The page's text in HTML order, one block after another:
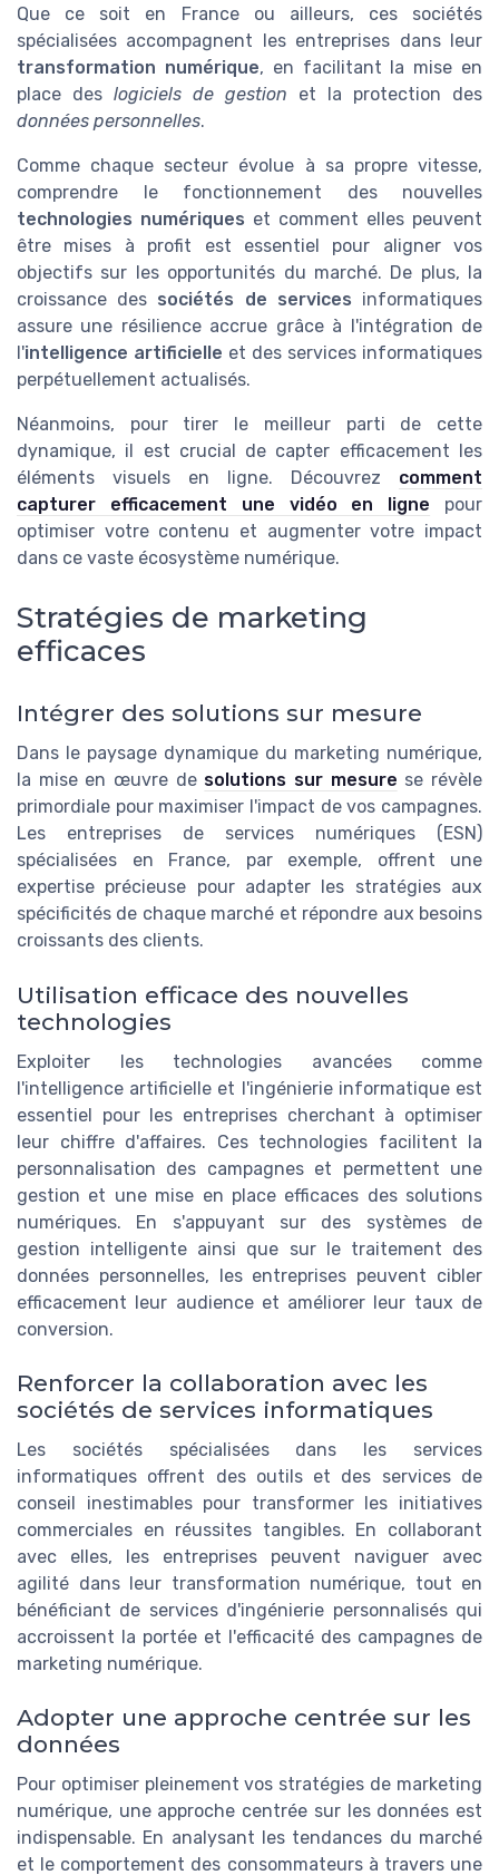
Que ce soit en France ou ailleurs, ces sociétés
spécialisées accompagnent les entreprises dans leur
transformation numérique, en facilitant la mise en
place des logiciels de gestion et la protection des
données personnelles.
Comme chaque secteur évolue à sa propre vitesse,
comprendre le fonctionnement des nouvelles
technologies numériques et comment elles peuvent
être mises à profit est essentiel pour aligner vos
objectifs sur les opportunités du marché. De plus, la
croissance des sociétés de services informatiques
assure une résilience accrue grâce à l'intégration de
l'intelligence artificielle et des services informatiques
perpétuellement actualisés.
Néanmoins, pour tirer le meilleur parti de cette
dynamique, il est crucial de capter efficacement les
éléments visuels en ligne. Découvrez comment
capturer efficacement une vidéo en ligne pour
optimiser votre contenu et augmenter votre impact
dans ce vaste écosystème numérique.
Stratégies de marketing
efficaces
Intégrer des solutions sur mesure
Dans le paysage dynamique du marketing numérique,
la mise en œuvre de solutions sur mesure se révèle
primordiale pour maximiser l'impact de vos campagnes.
Les entreprises de services numériques (ESN)
spécialisées en France, par exemple, offrent une
expertise précieuse pour adapter les stratégies aux
spécificités de chaque marché et répondre aux besoins
croissants des clients.
Utilisation efficace des nouvelles
technologies
Exploiter les technologies avancées comme
l'intelligence artificielle et l'ingénierie informatique est
essentiel pour les entreprises cherchant à optimiser
leur chiffre d'affaires. Ces technologies facilitent la
personnalisation des campagnes et permettent une
gestion et une mise en place efficaces des solutions
numériques. En s'appuyant sur des systèmes de
gestion intelligente ainsi que sur le traitement des
données personnelles, les entreprises peuvent cibler
efficacement leur audience et améliorer leur taux de
conversion.
Renforcer la collaboration avec les
sociétés de services informatiques
Les sociétés spécialisées dans les services
informatiques offrent des outils et des services de
conseil inestimables pour transformer les initiatives
commerciales en réussites tangibles. En collaborant
avec elles, les entreprises peuvent naviguer avec
agilité dans leur transformation numérique, tout en
bénéficiant de services d'ingénierie personnalisés qui
accroissent la portée et l'efficacité des campagnes de
marketing numérique.
Adopter une approche centrée sur les
données
Pour optimiser pleinement vos stratégies de marketing
numérique, une approche centrée sur les données est
indispensable. En analysant les tendances du marché
et le comportement des consommateurs à travers une